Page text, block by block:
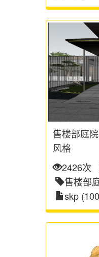
售楼部庭
风格
2426次
售楼部
skp